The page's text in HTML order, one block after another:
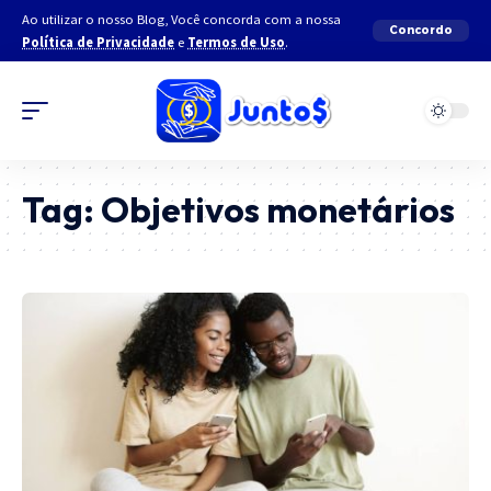
Ao utilizar o nosso Blog, Você concorda com a nossa
Política de Privacidade e Termos de Uso.
Concordo
Tag: Objetivos monetários